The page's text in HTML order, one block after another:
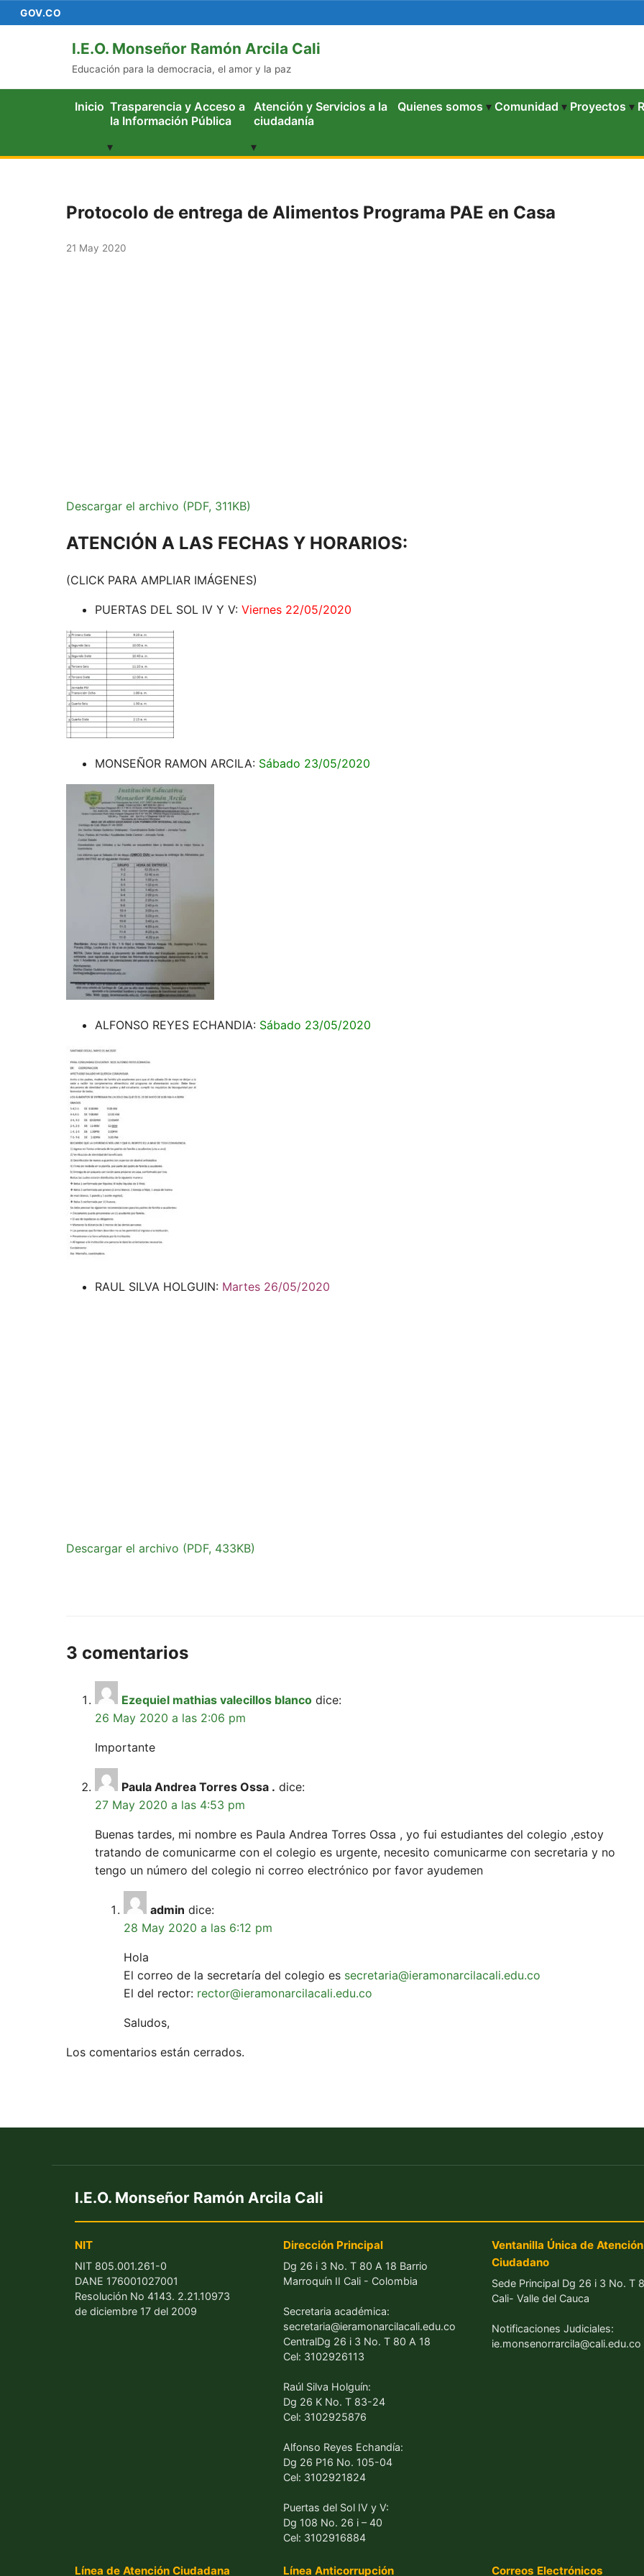
GOV.CO
I.E.O. Monseñor Ramón Arcila Cali
Educación para la democracia, el amor y la paz
Inicio Trasparencia y Acceso a
la Información Pública
submenú
▾
Atención y Servicios a la
ciudadanía
submenú
▾
Quienes somos
submenú
▾ Comunidad
submenú
▾ Proyectos ▾
Protocolo de entrega de Alimentos Programa PAE en Casa
21 May 2020
Descargar el archivo (PDF, 311KB)
ATENCIÓN A LAS FECHAS Y HORARIOS:
(CLICK PARA AMPLIAR IMÁGENES)
PUERTAS DEL SOL IV Y V: Viernes 22/05/2020
MONSEÑOR RAMON ARCILA: Sábado 23/05/2020
ALFONSO REYES ECHANDIA: Sábado 23/05/2020
RAUL SILVA HOLGUIN: Martes 26/05/2020
Descargar el archivo (PDF, 433KB)
3 comentarios
Ezequiel mathias valecillos blanco dice:
26 May 2020 a las 2:06 pm
Importante
Paula Andrea Torres Ossa . dice:
27 May 2020 a las 4:53 pm
Buenas tardes, mi nombre es Paula Andrea Torres Ossa , yo fui estudiantes del colegio ,estoy
tratando de comunicarme con el colegio es urgente, necesito comunicarme con secretaria y no
tengo un número del colegio ni correo electrónico por favor ayudemen
admin dice:
28 May 2020 a las 6:12 pm
Hola
El correo de la secretaría del colegio es secretaria@ieramonarcilacali.edu.co
El del rector: rector@ieramonarcilacali.edu.co
Saludos,
Los comentarios están cerrados.
I.E.O. Monseñor Ramón Arcila Cali
NIT
NIT 805.001.261-0
DANE 176001027001
Resolución No 4143. 2.21.10973
de diciembre 17 del 2009
Dirección Principal
Dg 26 i 3 No. T 80 A 18 Barrio
Marroquín II Cali - Colombia
Secretaria académica:
secretaria@ieramonarcilacali.edu.co
CentralDg 26 i 3 No. T 80 A 18
Cel: 3102926113
Raúl Silva Holguín:
Dg 26 K No. T 83-24
Cel: 3102925876
Alfonso Reyes Echandía:
Dg 26 P16 No. 105-04
Cel: 3102921824
Puertas del Sol IV y V:
Dg 108 No. 26 i – 40
Cel: 3102916884
Ventanilla Única de
Ciudadano
Sede Principal Dg 26 i 3 No. T
Cali- Valle del Cauca
Notificaciones Judiciales:
ie.monsenorrarcila@cali.edu.co
Línea de Atención Ciudadana Línea Anticorrupción Correos Electrónicos